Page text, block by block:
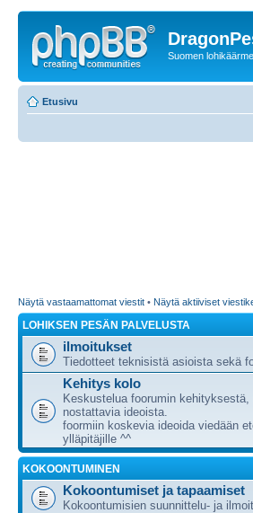
Suomen
Etusivu
Näytä vastaamattomat viestit • Näytä aktiiviset
LOHIKSEN PESÄN PALVELUSTA
ilmoitukset
Tiedotteet teknisistä asioista sekä
Kehitys kolo
Keskustelua foorumin
nostattavia ideoista.
foormiin koskevia ideoida viedään
ylläpitäjille ^^
KOKOONTUMINEN
Kokoontumiset ja tapaamiset
Kokoontumisien suunnittelu- ja